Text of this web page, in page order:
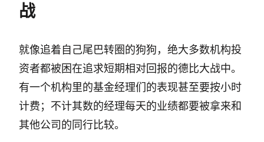
战
就像追着自己尾巴转圈的狗狗，绝大多数机构投
资者都被困在追求短期相对回报的德比大战中。
有一个机构里的基金经理们的表现甚至要按小时
计费；不计其数的经理每天的业绩都要被拿来和
其他公司的同行比较。